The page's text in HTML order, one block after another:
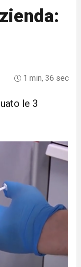
1 min, 36 sec
le 3